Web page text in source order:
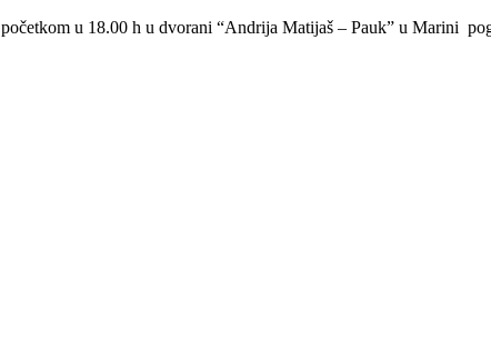
u 18.00 h u dvorani “Andrija Matijaš – Pauk” u Marini